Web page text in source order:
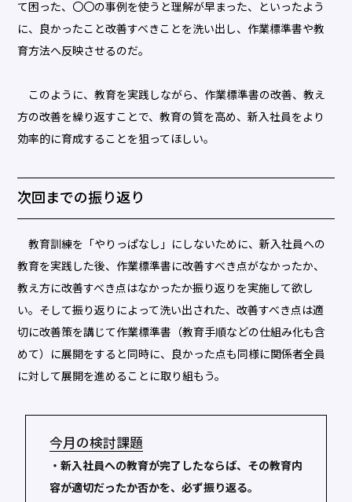
て困った、〇〇の事例を使うと理解が早まった、といったよう
に、良かったこと改善すべきことを洗い出し、作業標準書や教
育方法へ反映させるのだ。
このように、教育を実践しながら、作業標準書の改善、教え
方の改善を繰り返すことで、教育の質を高め、新入社員をより
効率的に育成することを狙ってほしい。
次回までの振り返り
教育訓練を「やりっぱなし」にしないために、新入社員への
教育を実践した後、作業標準書に改善すべき点がなかったか、
教え方に改善すべき点はなかったか振り返りを実施して欲し
い。そして振り返りによって洗い出された、改善すべき点は適
切に改善策を講じて作業標準書（教育手順などの仕組み化も含
めて）に展開をすると同時に、良かった点も同様に関係者全員
に対して展開を進めることに取り組もう。
今月の検討課題
・新入社員への教育が完了したならば、その教育内
容が適切だったか否かを、必ず振り返る。